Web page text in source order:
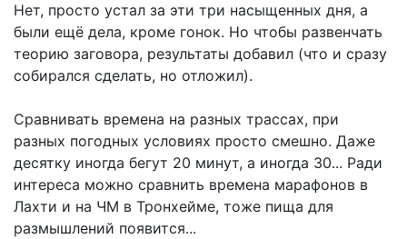
Нет, просто устал за эти три насыщенных дня, а
были ещё дела, кроме гонок. Но чтобы развенчать
теорию заговора, результаты добавил (что и сразу
собирался сделать, но отложил).
Сравнивать времена на разных трассах, при
разных погодных условиях просто смешно. Даже
десятку иногда бегут 20 минут, а иногда 30... Ради
интереса можно сравнить времена марафонов в
Лахти и на ЧМ в Тронхейме, тоже пища для
размышлений появится...